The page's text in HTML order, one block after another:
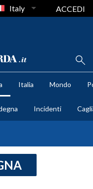
Italy ACCEDI
Italia Mondo
Incidenti